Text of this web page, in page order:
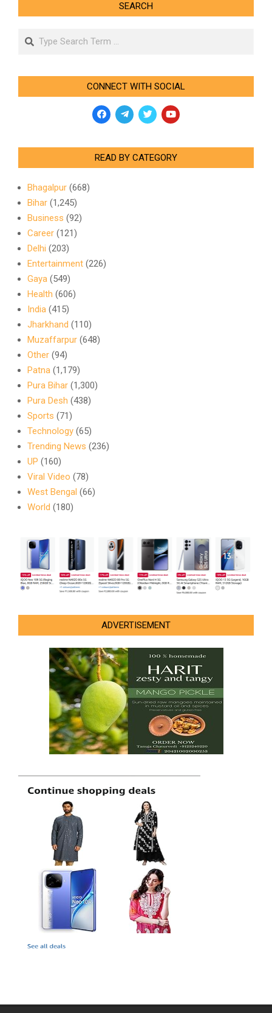
SEARCH
Search
CONNECT WITH SOCIAL
READ BY CATEGORY
Bhagalpur (668)
Bihar (1,245)
Business (92)
Career (121)
Delhi (203)
Entertainment (226)
Gaya (549)
Health (606)
India (415)
Jharkhand (110)
Muzaffarpur (648)
Other (94)
Patna (1,179)
Pura Bihar (1,300)
Pura Desh (438)
Sports (71)
Technology (65)
Trending News (236)
UP (160)
Viral Video (78)
West Bengal (66)
World (180)
ADVERTISEMENT